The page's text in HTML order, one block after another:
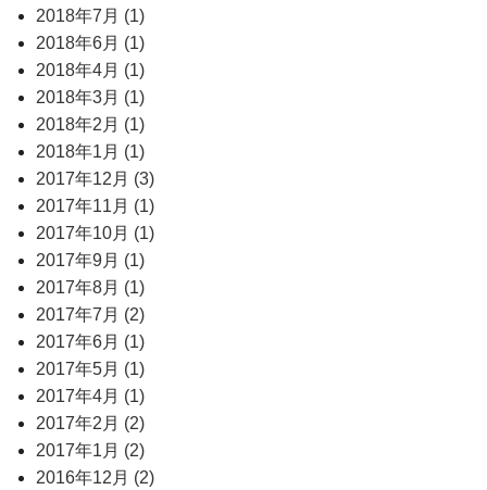
2018年7月 (1)
2018年6月 (1)
2018年4月 (1)
2018年3月 (1)
2018年2月 (1)
2018年1月 (1)
2017年12月 (3)
2017年11月 (1)
2017年10月 (1)
2017年9月 (1)
2017年8月 (1)
2017年7月 (2)
2017年6月 (1)
2017年5月 (1)
2017年4月 (1)
2017年2月 (2)
2017年1月 (2)
2016年12月 (2)